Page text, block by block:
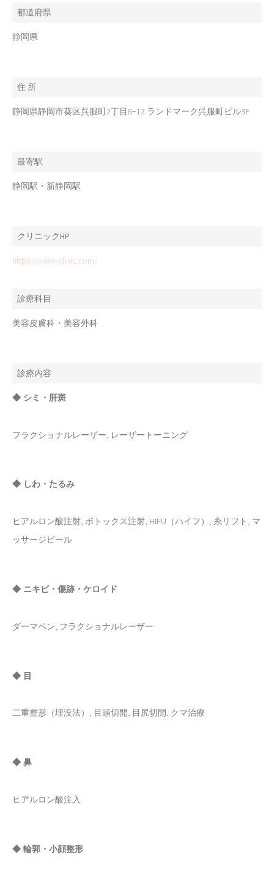
都道府県
静岡県
住 所
静岡県静岡市葵区呉服町2丁目8−12 ランドマーク呉服町ビル3F
最寄駅
静岡駅・新静岡駅
クリニックHP
https://palm-clinic.com/
診療科目
美容皮膚科・美容外科
診療内容
◆ シミ・肝斑
フラクショナルレーザー, レーザートーニング
◆ しわ・たるみ
ヒアルロン酸注射, ボトックス注射, HIFU（ハイフ）, 糸リフト, マ
ッサージピール
◆ ニキビ・傷跡・ケロイド
ダーマペン, フラクショナルレーザー
◆ 目
二重整形（埋没法）, 目頭切開, 目尻切開, クマ治療
◆ 鼻
ヒアルロン酸注入
◆ 輪郭・小顔整形